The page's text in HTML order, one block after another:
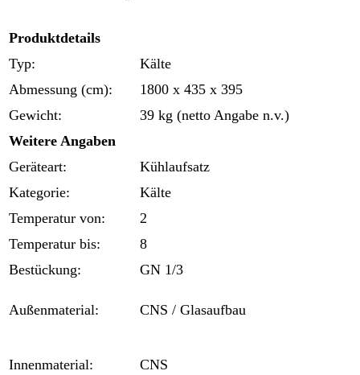
Produktdetails
Typ:
Kälte
Abmessung (cm):
1800 x 435 x 395
Gewicht:
39 kg (netto Angabe n.v.)
Weitere Angaben
Geräteart:
Kühlaufsatz
Kategorie:
Kälte
Temperatur von:
2
Temperatur bis:
8
Bestückung:
GN 1/3
Außenmaterial: CNS / Glasaufbau
Innenmaterial: CNS